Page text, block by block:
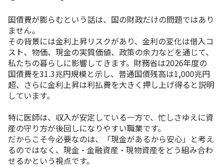
国債費が膨らむという話は、国の財政だけの問題ではあり
ません。
その背景には金利上昇リスクがあり、金利の変化は借入コ
スト、物価、現金の実質価値、政策の余力などを通じて、
私たちの暮らしに影響してきます。財務省は2026年度の
国債費を31.3兆円規模と示し、普通国債残高は1,000兆円
超、さらに金利上昇は利払費を大きく押し上げ得ると説明
しています。
特に医師は、収入が安定している一方で、忙しさゆえに資
産の守り方が後回しになりやすい職業です。
だからこそ今必要なのは、「現金があるから安心」と考え
るのではなく、現金・金融資産・現物資産をどう組み合わ
せるかという視点です。